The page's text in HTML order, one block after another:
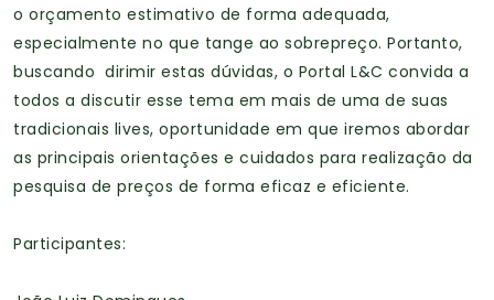
o orçamento estimativo de forma adequada,
especialmente no que tange ao sobrepreço. Portanto,
buscando dirimir estas dúvidas, o Portal L&C convida a
todos a discutir esse tema em mais de uma de suas
tradicionais lives, oportunidade em que iremos abordar
as principais orientações e cuidados para realização da
pesquisa de preços de forma eficaz e eficiente.
Participantes: